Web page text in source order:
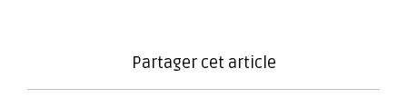
Partager cet article